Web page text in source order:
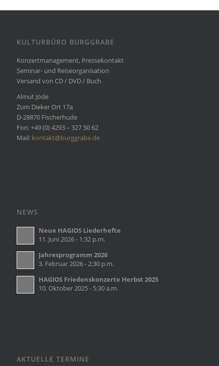
KULTURBÜRO BURGGRABE
Konzertmanagement, Pressekontakt
Seminar- und Reiseorganisation
Versand von CD / DVD / Buch
Almut Jöde
Zum Dieker Ort 17a
D-28870 Fischerhude
Fon: +49 (0) 4293 – 327 50 62
Mail: kontakt@burggrabe.de
NEWS
Neue HAGIOS Liederhefte
11. Juni 2026 - 1:32 p.m.
Jahresprogramm 2026
3. Februar 2026 - 2:30 p.m.
HAGIOS Friedenskonzerte Herbst 2025
10. Oktober 2025 - 5:30 a.m.
AKTUELLE TERMINE